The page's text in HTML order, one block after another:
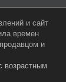
и сайт
времен
и
возрастным